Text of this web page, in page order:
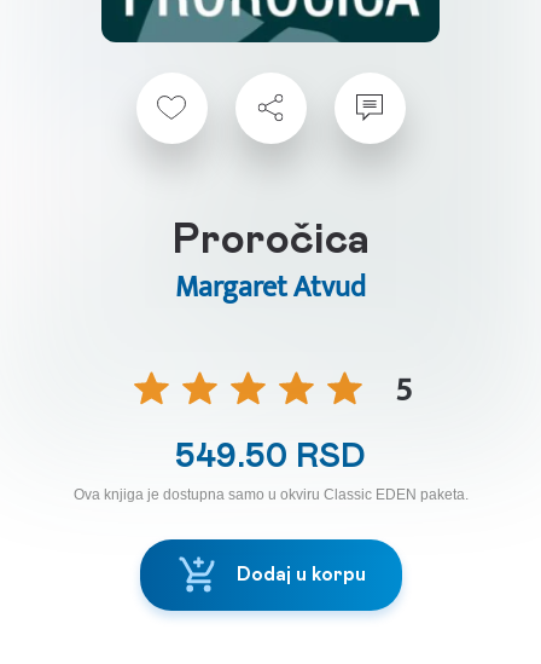
Proročica
Margaret Atvud
5
549.50 RSD
Ova knjiga je dostupna samo u okviru Classic EDEN paketa.
Dodaj u korpu